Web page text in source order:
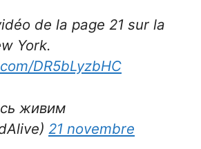
de la page 21 sur la
York.
DR5bLyzbHC
живим
21 novembre